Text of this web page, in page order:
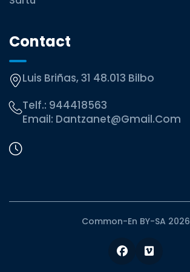
Contact
Luis Briñas, 31 48.013 Bilbo
Telf.: 944418563
Email: Dantzanet@gmail.com
Common-En BY-SA 2026
Facebook
Vimeo